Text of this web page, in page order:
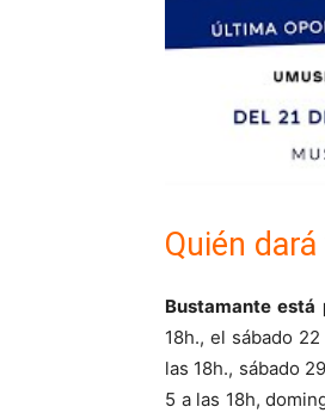
Quién
Bustamante
18h., el sábado
las 18h., sábado
5 a las 18h,